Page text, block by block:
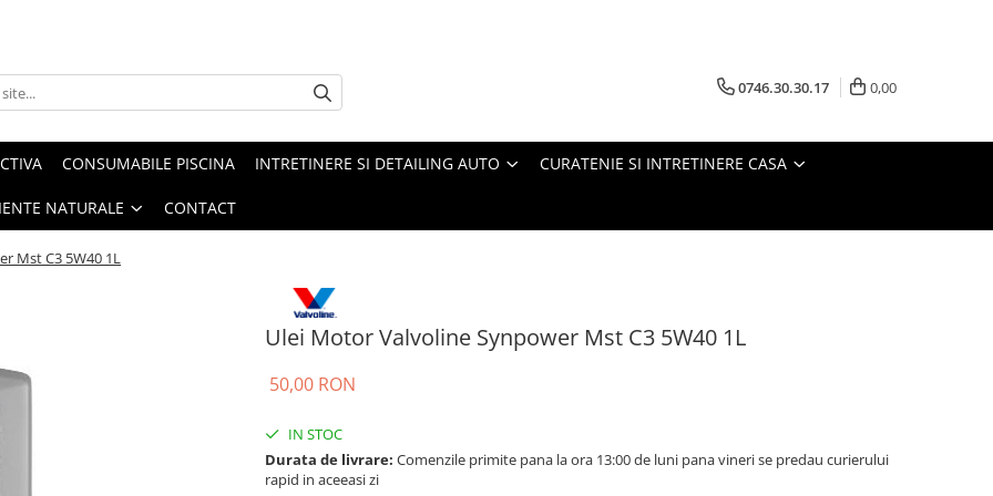
0746.30.30.17 0,00
CONSUMABILE PISCINA INTRETINERE SI DETAILING AUTO CURATENIE SI INTRETINERE CASA
NATURALE CONTACT
Mst C3 5W40 1L
Ulei Motor Valvoline Synpower Mst C3 5W40 1L
50,00 RON
IN STOC
Durata de livrare: Comenzile primite pana la ora 13:00 de luni pana vineri se predau curierului
rapid in aceeasi zi